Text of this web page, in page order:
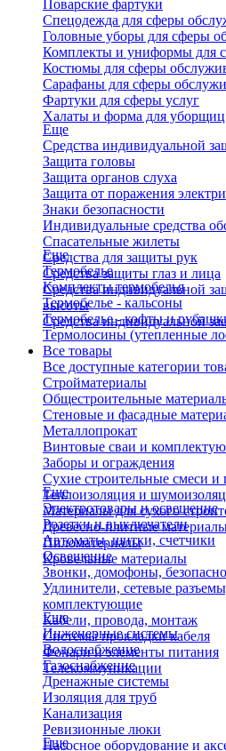
Поварские фартуки
Спецодежда для сферы
Головные уборы для сферы
Комплекты и униформы для
Костюмы для сферы
Сарафаны для сферы
Фартуки для сферы услуг
Халаты и форма для уборщиц
Еще
Средства индивидуальной
Защита головы
Защита органов слуха
Защита от поражения
Знаки безопасности
Индивидуальные средства
Спасательные жилеты
Средства для защиты рук
Средства защиты глаз и лица
Средства индивидуальной
высоты
Средства индивидуальной
Еще
Термобелье
Комплекты термобелья
Термобелье - кальсоны
Термобелье - кофты и
Термолосины (утепленные
Все товары
Все доступные категории
Стройматериалы
Общестроительные
Стеновые и фасадные
Металлопрокат
Винтовые сваи и
Заборы и ограждения
Сухие строительные смеси и
Теплоизоляция и
Материалы для сухого
Древесно-плитные
Пиломатериалы
Кровельные материалы
Еще
Электротовары и освещение
Розетки и выключатели
Автоматы, щитки, счетчики
Освещение
Звонки, домофоны,
Удлинители, сетевые
комплектующие
Кабели, провода, монтаж
Системы прокладки кабеля
Фонари и элементы питания
Телекоммуникации
Еще
Инженерные системы
Водоснабжение
Газоснабжение
Дренажные системы
Изоляция для труб
Канализация
Ревизионные люки
Насосное оборудование и
Еще